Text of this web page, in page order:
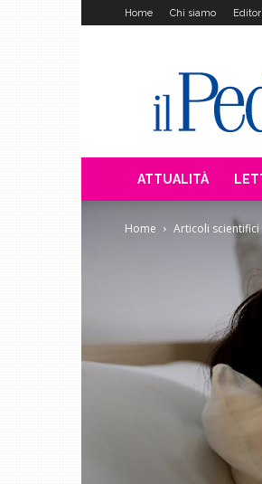
Home Chi siamo
Pediatra
ATTUALITÀ
Home Articoli scientifici